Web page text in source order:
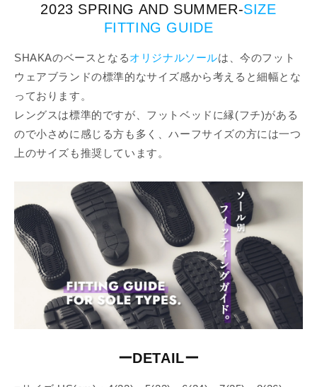
2023 SPRING AND SUMMER-SIZE
FITTING GUIDE
SHAKAのベースとなるオリジナルソールは、今のフット
ウェアブランドの標準的なサイズ感から考えると細幅とな
っております。
レングスは標準的ですが、フットベッドに縁(フチ)がある
ので小さめに感じる方も多く、ハーフサイズの方には一つ
上のサイズも推奨しています。
ーDETAILー